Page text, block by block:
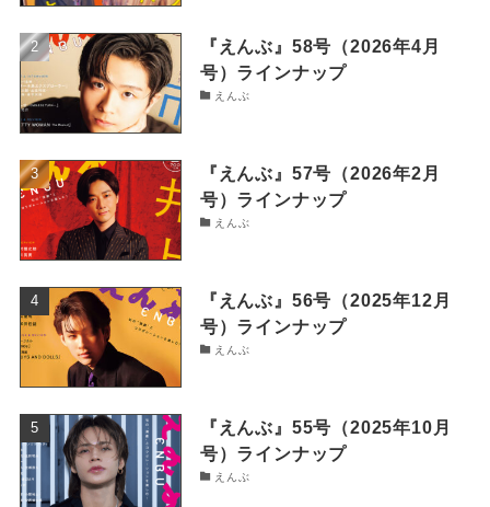
『えんぶ』58号（2026年4月
号）ラインナップ
えんぶ
『えんぶ』57号（2026年2月
号）ラインナップ
えんぶ
『えんぶ』56号（2025年12月
号）ラインナップ
えんぶ
『えんぶ』55号（2025年10月
号）ラインナップ
えんぶ